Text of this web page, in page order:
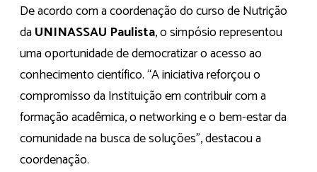
De acordo com a coordenação do curso de Nutrição
daUNINASSAU Paulista, o simpósio representou
uma oportunidade de democratizar o acesso ao
conhecimento científico. “A iniciativa reforçou o
compromisso da Instituição em contribuir com a
formação acadêmica, o networking e o bem-estar da
comunidade na busca de soluções”, destacou a
coordenação.